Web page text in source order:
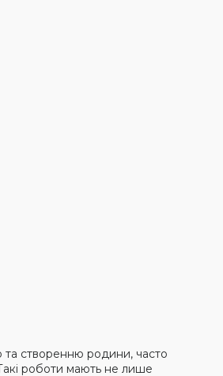
та створенню родини, часто
роботи мають не лише